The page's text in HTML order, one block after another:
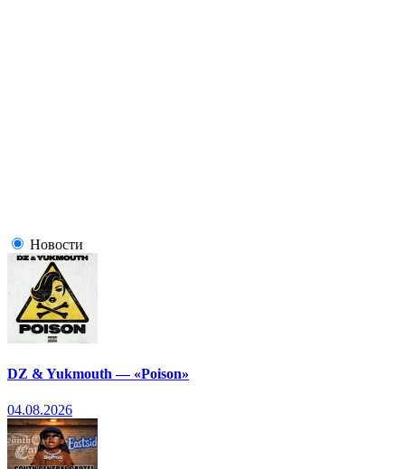
Новости
DZ & Yukmouth — «Poison»
04.08.2026